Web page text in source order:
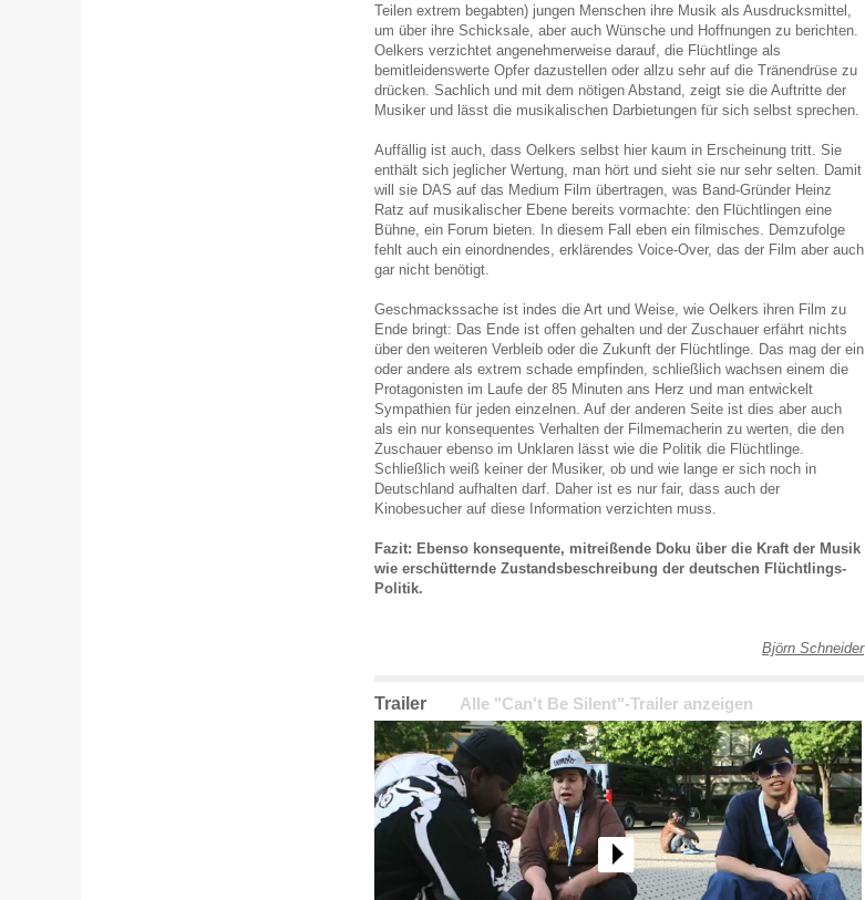
Teilen extrem begabten) jungen Menschen ihre Musik als Ausdrucksmittel,
um über ihre Schicksale, aber auch Wünsche und Hoffnungen zu berichten.
Oelkers verzichtet angenehmerweise darauf, die Flüchtlinge als
bemitleidenswerte Opfer dazustellen oder allzu sehr auf die Tränendrüse zu
drücken. Sachlich und mit dem nötigen Abstand, zeigt sie die Auftritte der
Musiker und lässt die musikalischen Darbietungen für sich selbst sprechen.
Auffällig ist auch, dass Oelkers selbst hier kaum in Erscheinung tritt. Sie
enthält sich jeglicher Wertung, man hört und sieht sie nur sehr selten. Damit
will sie DAS auf das Medium Film übertragen, was Band-Gründer Heinz
Ratz auf musikalischer Ebene bereits vormachte: den Flüchtlingen eine
Bühne, ein Forum bieten. In diesem Fall eben ein filmisches. Demzufolge
fehlt auch ein einordnendes, erklärendes Voice-Over, das der Film aber auch
gar nicht benötigt.
Geschmackssache ist indes die Art und Weise, wie Oelkers ihren Film zu
Ende bringt: Das Ende ist offen gehalten und der Zuschauer erfährt nichts
über den weiteren Verbleib oder die Zukunft der Flüchtlinge. Das mag der ein
oder andere als extrem schade empfinden, schließlich wachsen einem die
Protagonisten im Laufe der 85 Minuten ans Herz und man entwickelt
Sympathien für jeden einzelnen. Auf der anderen Seite ist dies aber auch
als ein nur konsequentes Verhalten der Filmemacherin zu werten, die den
Zuschauer ebenso im Unklaren lässt wie die Politik die Flüchtlinge.
Schließlich weiß keiner der Musiker, ob und wie lange er sich noch in
Deutschland aufhalten darf. Daher ist es nur fair, dass auch der
Kinobesucher auf diese Information verzichten muss.
Fazit: Ebenso konsequente, mitreißende Doku über die Kraft der Musik
wie erschütternde Zustandsbeschreibung der deutschen Flüchtlings-
Politik.
Björn Schneider
Trailer Alle "Can't Be Silent"-Trailer anzeigen